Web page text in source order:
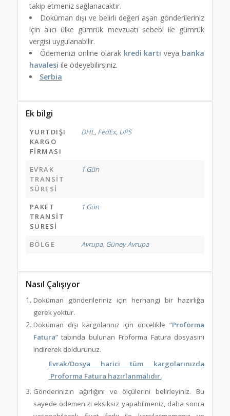
takip etmeniz sağlanacaktır.
Doküman dışı ve belirli değeri aşan gönderileriniz
için alıcı ülke gümrük mevzuatı sebebi ile gümrük
vergisi uygulanabilir.
Ödemenizi online olarak kredi kartı veya banka
havalesi ile ödeyebilirsiniz.
Serbia
Ek bilgi
YURTDIŞI
KARGO
FIRMASI
DHL, FedEx, UPS
EVRAK
TRANSIT
SÜRESI
1 Gün
PAKET
TRANSIT
SÜRESI
1 Gün
BÖLGE Avrupa, Güney Avrupa
Nasıl Çalışıyor
Doküman gönderileriniz için herhangi bir hazırlığa
gerek yoktur.
Doküman dışı kargolarınız için öncelikle “Proforma
Fatura” tabında bulunan Froforma Fatura dosyasını
indirerek doldurunuz.
Evrak/Dosya harici tüm kargolarınızda
Proforma Fatura hazırlanmalıdır.
Gönderinizin ağırlığını ve ölçülerini belirleyiniz. Bu
sayede ödemenizi eksiksiz yapabilmeniz, daha sonra